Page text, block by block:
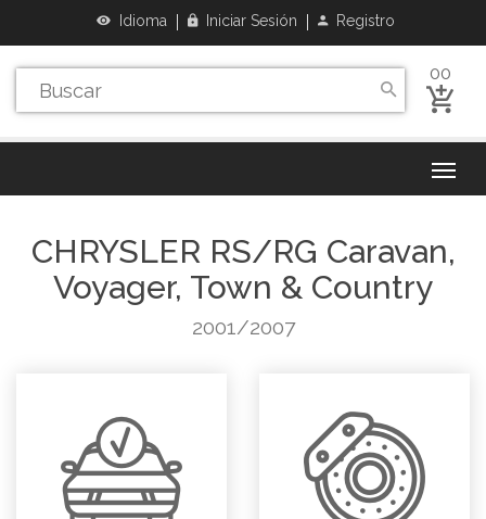
Idioma Iniciar Sesión Registro
00
CHRYSLER RS/RG Caravan,
Voyager, Town & Country
2001/2007